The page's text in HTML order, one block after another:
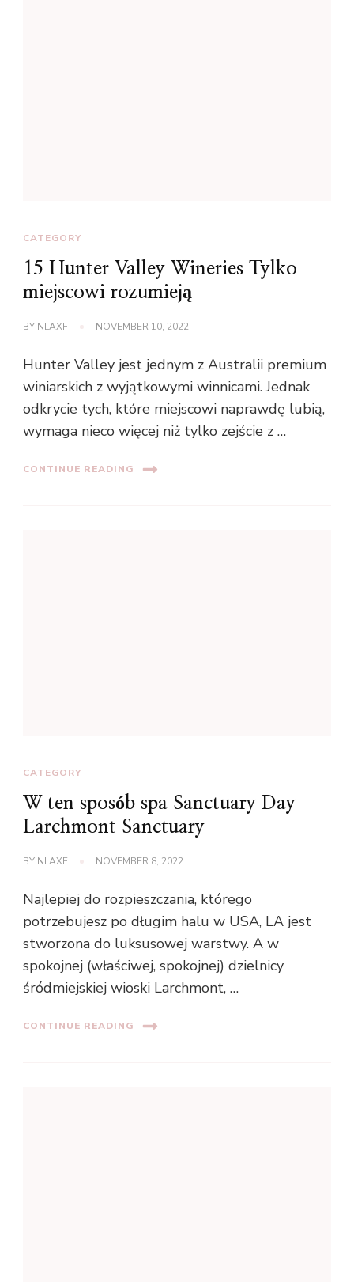
CATEGORY
15 Hunter Valley Wineries Tylko
miejscowi rozumieją
BY NLAXF NOVEMBER 10, 2022
Hunter Valley jest jednym z Australii premium
winiarskich z wyjątkowymi winnicami. Jednak
odkrycie tych, które miejscowi naprawdę lubią,
wymaga nieco więcej niż tylko zejście z …
CONTINUE READING
CATEGORY
W ten sposób spa Sanctuary Day
Larchmont Sanctuary
BY NLAXF NOVEMBER 8, 2022
Najlepiej do rozpieszczania, którego
potrzebujesz po długim halu w USA, LA jest
stworzona do luksusowej warstwy. A w
spokojnej (właściwej, spokojnej) dzielnicy
śródmiejskiej wioski Larchmont, …
CONTINUE READING